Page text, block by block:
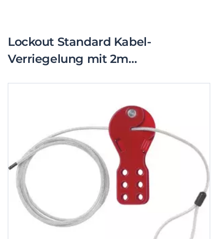
Lockout Standard Kabel-
Verriegelung mit 2m